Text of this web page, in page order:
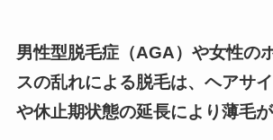
男性型脱毛症（AGA）や女性の
スの乱れによる脱毛は、ヘアサ
や休止期状態の延長により薄毛